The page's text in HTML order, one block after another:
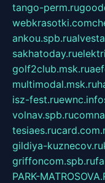
tango-perm.ru
webkrasotki.com
ankou.spb.ru
sakhatoday.ru
golf2club.msk.ru
multimodal.msk.ru
isz-fest.ruewnc.info
volnav.spb.ru
tesiaes.ru
gildiya-kuznecov.ru
griffoncom.spb.ru
PARK-